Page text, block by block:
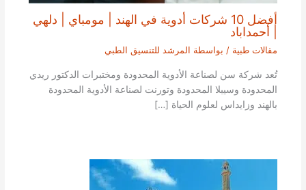
أفضل 10 شركات أدوية في الهند | مومباي | دلهي
| أحمداباد
مقالات طبية / بواسطة المرشد للتنسيق الطبي
تُعد شركة سن لصناعة الأدوية المحدودة ومختبرات الدكتور ريدي
المحدودة وسيبلا المحدودة وتورنت لصناعة الأدوية المحدودة
بالهند وزايداس لعلوم الحياة […]